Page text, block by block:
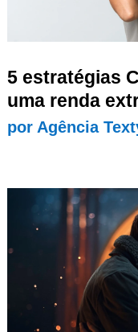
5 estratégias
uma renda
por Agência